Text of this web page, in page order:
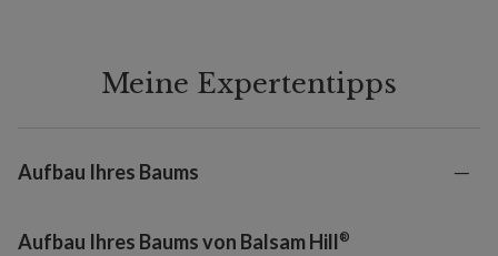
Meine Expertentipps
Aufbau Ihres Baums
Aufbau Ihres Baums von Balsam Hill®